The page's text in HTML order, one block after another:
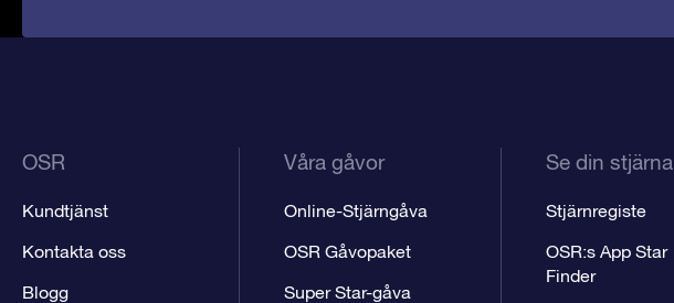
OSR
Kundtjänst
Kontakta oss
Blogg
Våra gåvor
Online-Stjärngåva
OSR Gåvopaket
Super Star-gåva
Se din stjärna
Stjärnregiste
OSR:s App Star
Finder